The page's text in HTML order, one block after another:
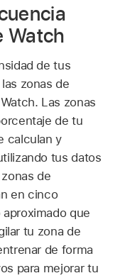
Watch
de tus
zonas de
Las zonas
de tu
calculan y
tus datos
de
en cinco
que
tu zona de
de forma
para mejorar tu